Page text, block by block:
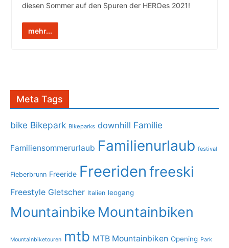
diesen Sommer auf den Spuren der HEROes 2021!
mehr...
Meta Tags
bike Bikepark Bikeparks downhill Familie
Familiensommerurlaub Familienurlaub festival
Fieberbrunn Freeride Freeriden freeski
Freestyle Gletscher Italien leogang
Mountainbike Mountainbiken
Mountainbiketouren mtb MTB Mountainbiken Opening Park